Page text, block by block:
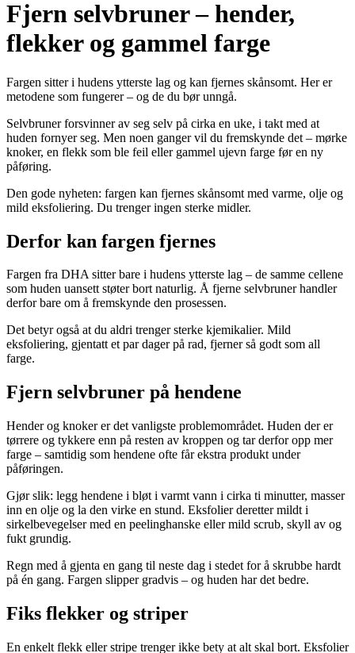
Fjern selvbruner – hender,
flekker og gammel farge
Fargen sitter i hudens ytterste lag og kan fjernes skånsomt. Her er
metodene som fungerer – og de du bør unngå.
Selvbruner forsvinner av seg selv på cirka en uke, i takt med at
huden fornyer seg. Men noen ganger vil du fremskynde det – mørke
knoker, en flekk som ble feil eller gammel ujevn farge før en ny
påføring.
Den gode nyheten: fargen kan fjernes skånsomt med varme, olje og
mild eksfoliering. Du trenger ingen sterke midler.
Derfor kan fargen fjernes
Fargen fra DHA sitter bare i hudens ytterste lag – de samme cellene
som huden uansett støter bort naturlig. Å fjerne selvbruner handler
derfor bare om å fremskynde den prosessen.
Det betyr også at du aldri trenger sterke kjemikalier. Mild
eksfoliering, gjentatt et par dager på rad, fjerner så godt som all
farge.
Fjern selvbruner på hendene
Hender og knoker er det vanligste problemområdet. Huden der er
tørrere og tykkere enn på resten av kroppen og tar derfor opp mer
farge – samtidig som hendene ofte får ekstra produkt under
påføringen.
Gjør slik: legg hendene i bløt i varmt vann i cirka ti minutter, masser
inn en olje og la den virke en stund. Eksfolier deretter mildt i
sirkelbevegelser med en peelinghanske eller mild scrub, skyll av og
fukt grundig.
Regn med å gjenta en gang til neste dag i stedet for å skrubbe hardt
på én gang. Fargen slipper gradvis – og huden har det bedre.
Fiks flekker og striper
En enkelt flekk eller stripe trenger ikke bety at alt skal bort. Eksfolier